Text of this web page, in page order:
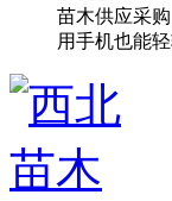
苗木供应采
用手机也能